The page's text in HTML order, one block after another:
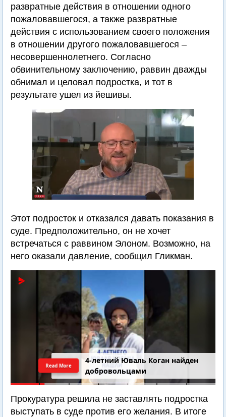
развратные действия в отношении одного
пожаловавшегося, а также развратные
действия с использованием своего положения
в отношении другого пожаловавшегося –
несовершеннолетнего. Согласно
обвинительному заключению, раввин дважды
обнимал и целовал подростка, и тот в
результате ушел из йешивы.
Этот подросток и отказался давать показания в
суде. Предположительно, он не хочет
встречаться с раввином Элоном. Возможно, на
него оказали давление, сообщил Гликман.
4-летний Юваль Коган найден
добровольцами
Read More
Прокуратура решила не заставлять подростка
выступать в суде против его желания. В итоге